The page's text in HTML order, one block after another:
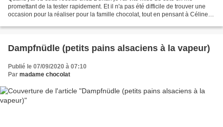
promettant de la tester rapidement. Et il n'a pas été difficile de trouver une
occasion pour la réaliser pour la famille chocolat, tout en pensant à Céline...
Dampfnüdle (petits pains alsaciens à la vapeur)
Publié le 07/09/2020 à 07:10
Par madame chocolat